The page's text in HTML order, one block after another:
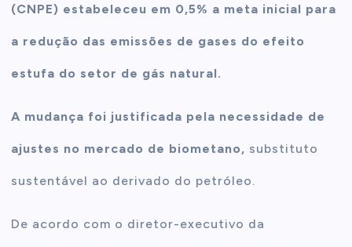
(CNPE) estabeleceu em 0,5% a meta inicial para
a redução das emissões de gases do efeito
estufa do setor de gás natural.
A mudança foi justificada pela necessidade de
ajustes no mercado de biometano, substituto
sustentável ao derivado do petróleo.
De acordo com o diretor-executivo da